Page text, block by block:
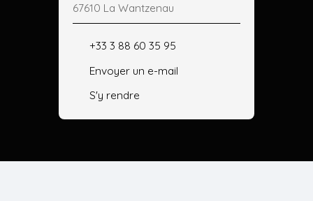
67610 La Wantzenau
+33 3 88 60 35 95
Envoyer un e-mail
S'y rendre